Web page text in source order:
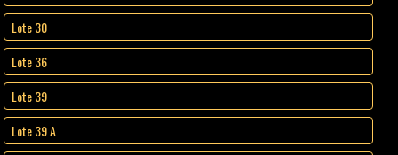
Lote 30
Lote 36
Lote 39
Lote 39 A